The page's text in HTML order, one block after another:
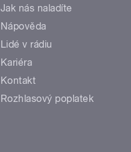
Jak nás naladíte
Nápověda
Lidé v rádiu
Kariéra
Kontakt
Rozhlasový poplatek